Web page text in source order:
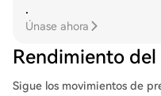
.
Únase ahora
Rendimiento del
Sigue los movimientos de